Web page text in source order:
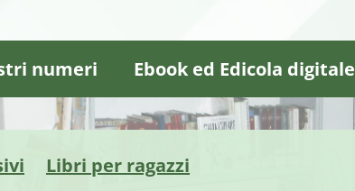
numeri Ebook ed Edicola digitale
Libri per ragazzi